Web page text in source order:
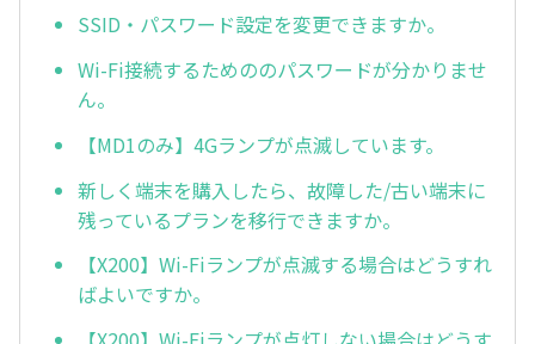
SSID・パスワード設定を変更できますか。
Wi-Fi接続するためののパスワードが分かりませ
ん。
【MD1のみ】4Gランプが点滅しています。
新しく端末を購入したら、故障した/古い端末に
残っているプランを移行できますか。
【X200】Wi-Fiランプが点滅する場合はどうすれ
ばよいですか。